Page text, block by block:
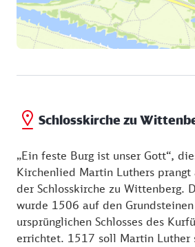
Schlosskirche zu
„Ein feste Burg ist unser Gott“,
Kirchenlied Martin Luthers
der Schlosskirche zu Wittenberg.
wurde 1506 auf den
ursprünglichen Schlosses des
errichtet. 1517 soll Martin Luther